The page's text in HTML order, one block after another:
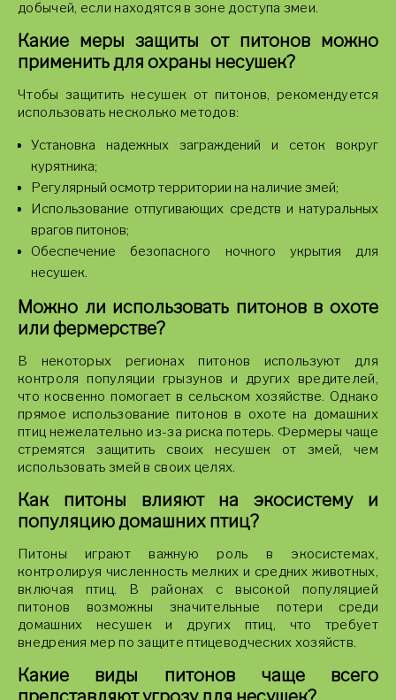
добычей, если находятся в зоне доступа змеи.
Какие меры защиты от питонов можно
применить для охраны несушек?
Чтобы защитить несушек от питонов, рекомендуется
использовать несколько методов:
Установка надежных заграждений и сеток вокруг
курятника;
Регулярный осмотр территории на наличие змей;
Использование отпугивающих средств и натуральных
врагов питонов;
Обеспечение безопасного ночного укрытия для
несушек.
Можно ли использовать питонов в охоте
или фермерстве?
В некоторых регионах питонов используют для
контроля популяции грызунов и других вредителей,
что косвенно помогает в сельском хозяйстве. Однако
прямое использование питонов в охоте на домашних
птиц нежелательно из-за риска потерь. Фермеры чаще
стремятся защитить своих несушек от змей, чем
использовать змей в своих целях.
Как питоны влияют на экосистему и
популяцию домашних птиц?
Питоны играют важную роль в экосистемах,
контролируя численность мелких и средних животных,
включая птиц. В районах с высокой популяцией
питонов возможны значительные потери среди
домашних несушек и других птиц, что требует
внедрения мер по защите птицеводческих хозяйств.
Какие виды питонов чаще всего